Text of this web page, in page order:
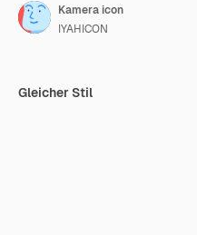
Kamera icon
IYAHICON
Gleicher Stil